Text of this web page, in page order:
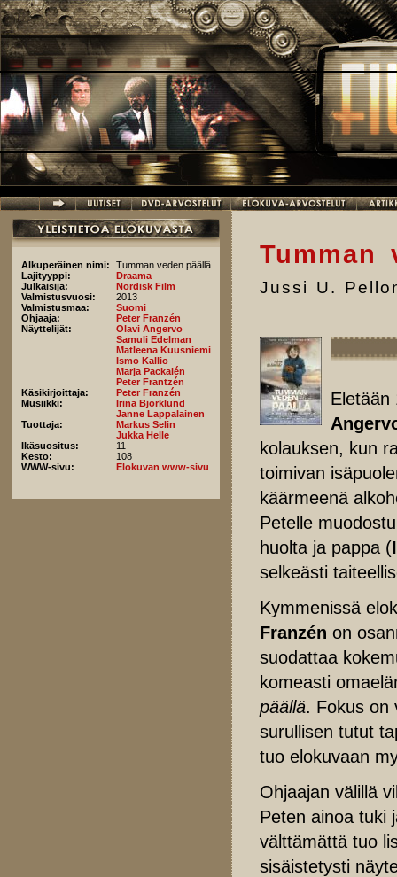
Hyppää pääsisältöön
Alkuperäinen nimi:
Tumman veden päällä
Lajityyppi:
Draama
Julkaisija:
Nordisk Film
Valmistusvuosi:
2013
Valmistusmaa:
Suomi
Ohjaaja:
Peter Franzén
Näyttelijät:
Olavi Angervo
Samuli Edelman
Matleena Kuusniemi
Ismo Kallio
Marja Packalén
Peter Frantzén
Käsikirjoittaja:
Peter Franzén
Musiikki:
Irina Björklund
Janne Lappalainen
Tuottaja:
Markus Selin
Jukka Helle
Ikäsuositus:
11
Kesto:
108
WWW-sivu:
Elokuvan www-sivu
Tumman
Jussi U.
Eletään
kolauksen, kun
toimivan
käärmeenä
Petelle
huolta ja pappa (
selkeästi
Kymmenissä
Franzén on
suodattaa
komeasti
päällä. Fokus on
surullisen tutut
tuo elokuvaan
Ohjaajan välillä
Peten ainoa tuki
välttämättä tuo
sisäistetysti